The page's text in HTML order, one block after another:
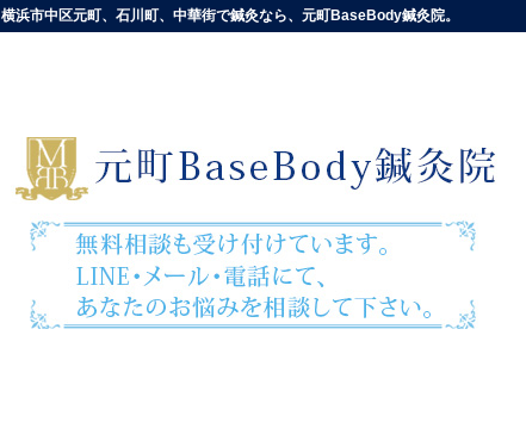
横浜市中区元町、石川町、中華街で鍼灸なら、元町BaseBody鍼灸院。